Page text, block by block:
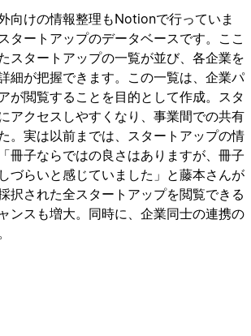
向けの情報整理もNotionで行っていま
タートアップのデータベースです。ここ
スタートアップの一覧が並び、各企業を
細が把握できます。この一覧は、企業パ
が閲覧することを目的として作成。スタ
アクセスしやすくなり、事業間での共有
。実は以前までは、スタートアップの情
冊子ならではの良さはありますが、冊子
づらいと感じていました」と藤本さんが
択された全スタートアップを閲覧できる
ンスも増大。同時に、企業同士の連携の